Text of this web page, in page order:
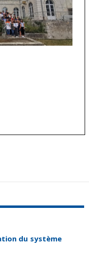
du système